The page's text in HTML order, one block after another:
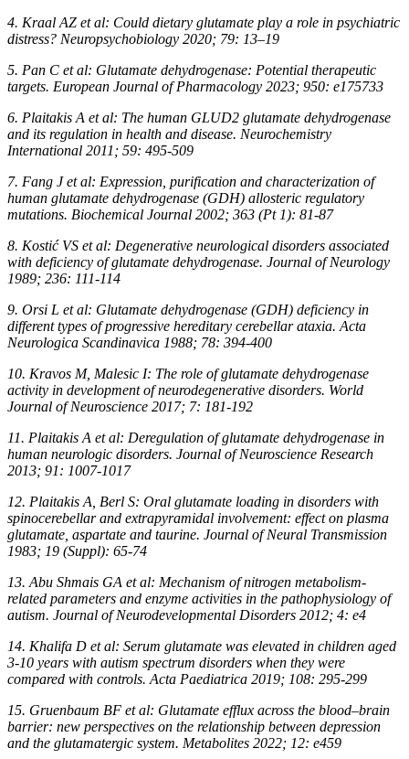
4. Kraal AZ et al: Could dietary glutamate play a role in psychiatric
distress? Neuropsychobiology 2020; 79: 13–19
5. Pan C et al: Glutamate dehydrogenase: Potential therapeutic
targets. European Journal of Pharmacology 2023; 950: e175733
6. Plaitakis A et al: The human GLUD2 glutamate dehydrogenase
and its regulation in health and disease. Neurochemistry
International 2011; 59: 495-509
7. Fang J et al: Expression, purification and characterization of
human glutamate dehydrogenase (GDH) allosteric regulatory
mutations. Biochemical Journal 2002; 363 (Pt 1): 81-87
8. Kostić VS et al: Degenerative neurological disorders associated
with deficiency of glutamate dehydrogenase. Journal of Neurology
1989; 236: 111-114
9. Orsi L et al: Glutamate dehydrogenase (GDH) deficiency in
different types of progressive hereditary cerebellar ataxia. Acta
Neurologica Scandinavica 1988; 78: 394-400
10. Kravos M, Malesic I: The role of glutamate dehydrogenase
activity in development of neurodegenerative disorders. World
Journal of Neuroscience 2017; 7: 181-192
11. Plaitakis A et al: Deregulation of glutamate dehydrogenase in
human neurologic disorders. Journal of Neuroscience Research
2013; 91: 1007-1017
12. Plaitakis A, Berl S: Oral glutamate loading in disorders with
spinocerebellar and extrapyramidal involvement: effect on plasma
glutamate, aspartate and taurine. Journal of Neural Transmission
1983; 19 (Suppl): 65-74
13. Abu Shmais GA et al: Mechanism of nitrogen metabolism-
related parameters and enzyme activities in the pathophysiology of
autism. Journal of Neurodevelopmental Disorders 2012; 4: e4
14. Khalifa D et al: Serum glutamate was elevated in children aged
3-10 years with autism spectrum disorders when they were
compared with controls. Acta Paediatrica 2019; 108: 295-299
15. Gruenbaum BF et al: Glutamate efflux across the blood–brain
barrier: new perspectives on the relationship between depression
and the glutamatergic system. Metabolites 2022; 12: e459